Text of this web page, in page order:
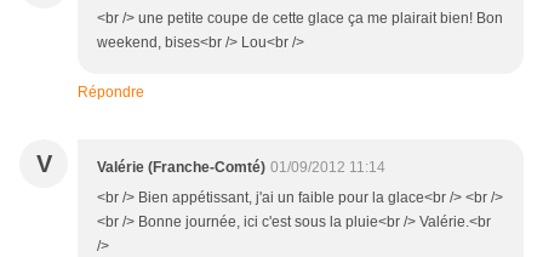
<br /> une petite coupe de cette glace ça me plairait bien! Bon
weekend, bises<br /> Lou<br />
Répondre
V Valérie (Franche-Comté) 01/09/2012 11:14
<br /> Bien appétissant, j'ai un faible pour la glace<br /> <br />
<br /> Bonne journée, ici c'est sous la pluie<br /> Valérie.<br
/>